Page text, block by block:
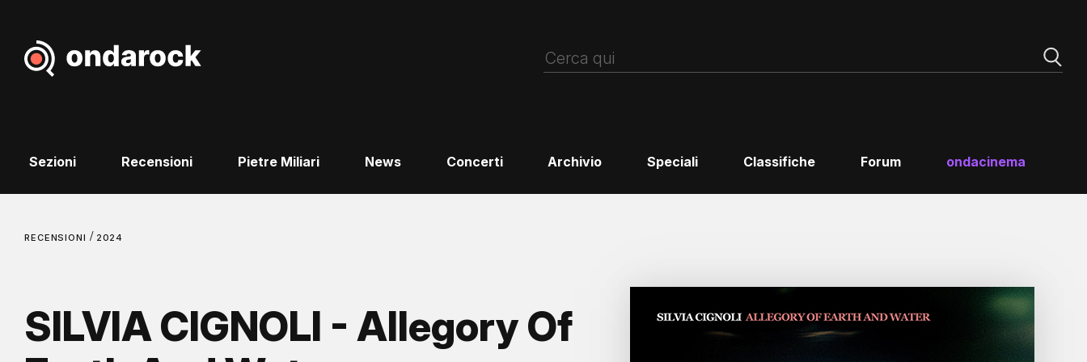
Sezioni Recensioni Pietre Miliari News Concerti Archivio Speciali Classifiche Forum ondacinema
RECENSIONI / 2024
SILVIA CIGNOLI - Allegory Of